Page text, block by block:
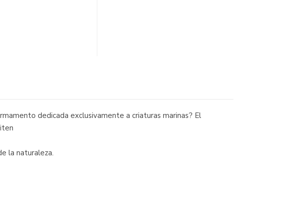
dedicada exclusivamente a criaturas marinas? El
la naturaleza.